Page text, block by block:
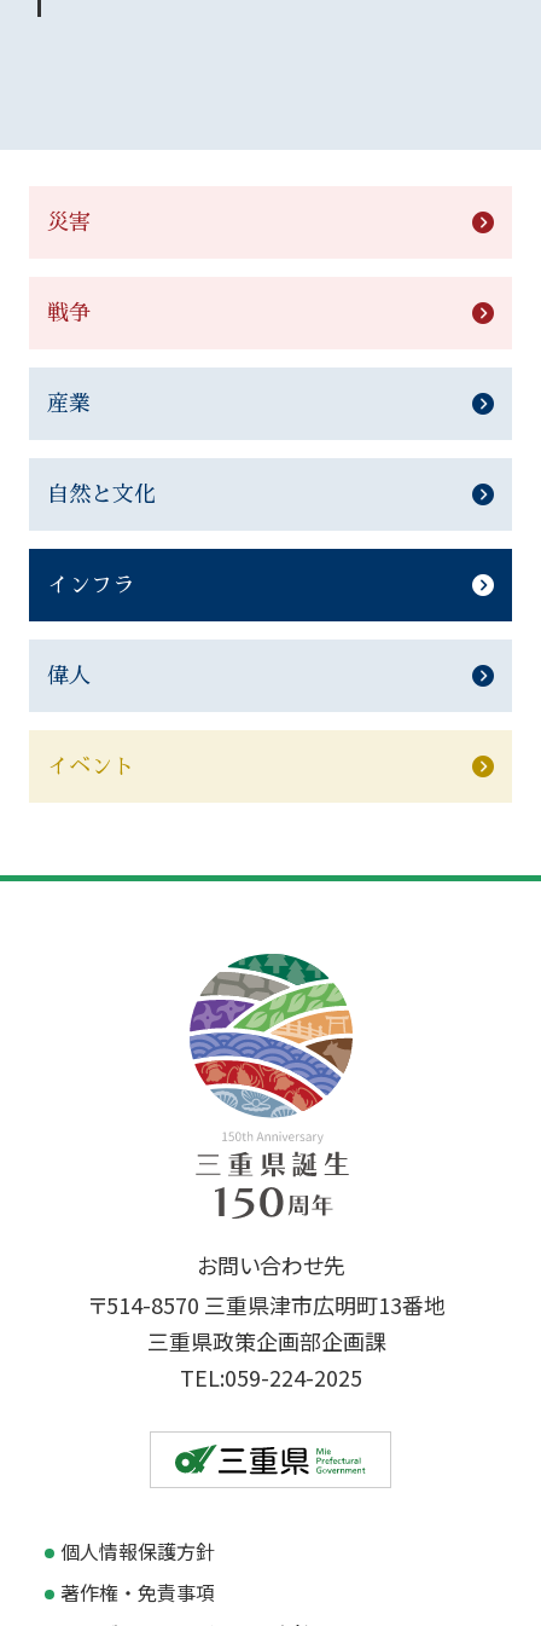
災害
戦争
産業
自然と文化
インフラ
偉人
イベント
お問い合わせ先
〒514-8570 三重県津市広明町13番地
三重県政策企画部企画課
TEL:059-224-2025
個人情報保護方針
著作権・免責事項